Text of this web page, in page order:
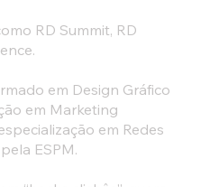
RD Summit, RD
em Design Gráfico
em Marketing
em Redes
ESPM.